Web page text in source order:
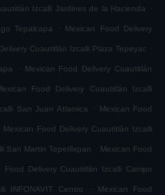
Izcalli Jardines de la Hacienda .
Tepalcapa . Mexican Food Delivery
Cuautitlán Izcalli Plaza Tepeyac .
. Mexican Food Delivery Cuautitlán
Food Delivery Cuautitlán Izcalli
San Juan Atlamica . Mexican Food
Mexican Food Delivery Cuautitlán Izcalli
San Martin Tepetlixpan . Mexican Food
Food Delivery Cuautitlán Izcalli Campo
INFONAVIT Centro . Mexican Food